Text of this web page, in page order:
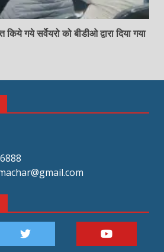
गये सर्वेयरो को बीडीओ द्वारा दिया गया